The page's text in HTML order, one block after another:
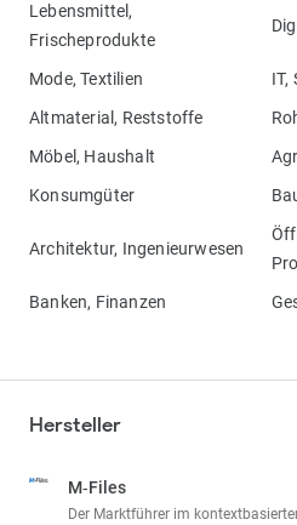
Lebensmittel,
Frischeprodukte
Mode, Textilien
IT,
Altmaterial, Reststoffe
Möbel, Haushalt
Konsumgüter
Architektur, Ingenieurwesen
Banken, Finanzen
Hersteller
M‑Files
Der Marktführer im